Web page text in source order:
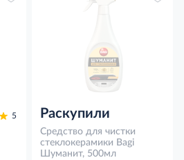
5 Раскупили
Средство для чистки
стеклокерамики Bagi
Шуманит, 500мл